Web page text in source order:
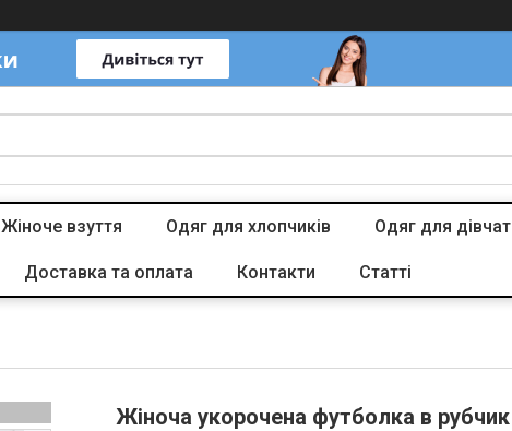
Жіноче взуття Одяг для хлопчиків Одяг для дівчат
Доставка та оплата Контакти Статті
Жіноча укорочена футболка в рубчик